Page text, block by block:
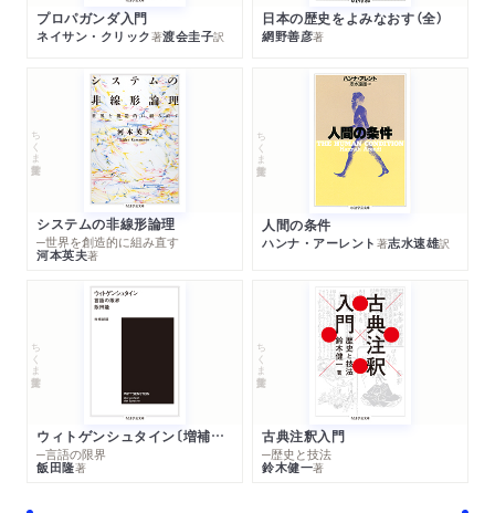
プロパガンダ入門
ネイサン・クリック著渡会圭子訳
日本の歴史をよみなおす（全）
網野善彦著
ちくま学芸文庫
システムの非線形論理
─世界を創造的に組み直す
河本英夫著
ちくま学芸文庫
人間の条件
ハンナ・アーレント 著志水速雄訳
ちくま学芸文庫
ウィトゲンシュタイン〔増補新版〕
─言語の限界
飯田隆著
ちくま学芸文庫
古典注釈入門
─歴史と技法
鈴木健一著